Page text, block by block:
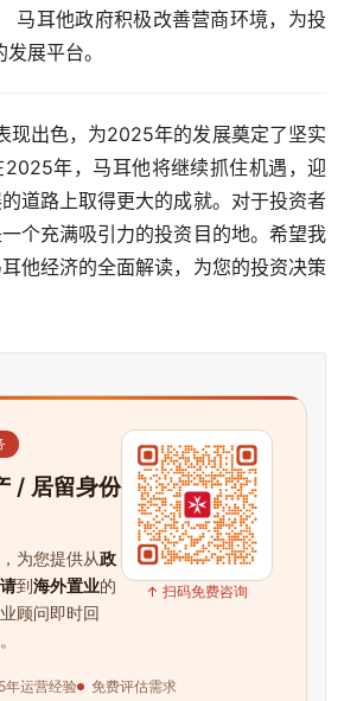
马耳他政府积极改善营商环境，为投
展平台。
现出色，为2025年的发展奠定了坚实
年，马耳他将继续抓住机遇，迎
道路上取得更大的成就。对于投资者
个充满吸引力的投资目的地。希望我
他经济的全面解读，为您的投资决策
/ 居留身份
为您提供从政
到海外置业的
顾问即时回
5年运营经验 免费评估需求
↑ 扫码免费咨询